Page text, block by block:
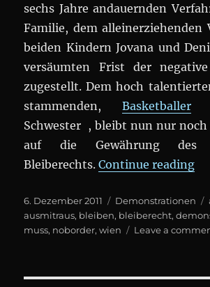
sechs Jahre andauernden
Familie, dem alleinerziehenden
beiden Kindern Jovana und
versäumten Frist der negative
zugestellt. Dem hoch
stammenden,Basketballer
Schwester , bleibt nun nur
auf die Gewährung des
Bleiberechts.Continue reading
Posted
on
6. Dezember 2011 Categories
Demonstrationen
ausmitraus, bleiben, bleiberecht,
muss, noborder,wien Leave a